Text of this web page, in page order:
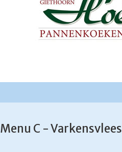
Menu C - Varkensvlees